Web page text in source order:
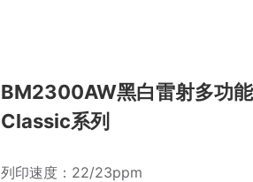
BM2300AW黑白雷射多功
Classic系列
列印速度：22/23ppm